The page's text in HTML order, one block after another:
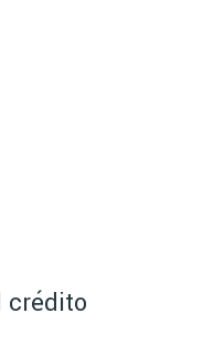
crédito